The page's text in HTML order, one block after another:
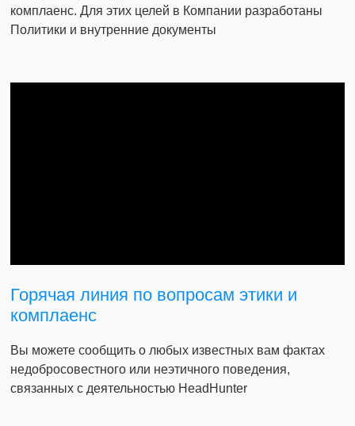
комплаенс. Для этих целей в Компании разработаны
Политики и внутренние документы
Горячая линия по вопросам этики и
комплаенс
Вы можете сообщить о любых известных вам фактах
недобросовестного или неэтичного поведения,
связанных с деятельностью HeadHunter